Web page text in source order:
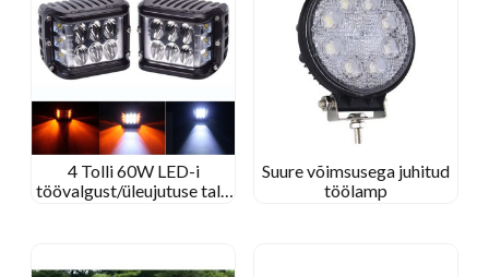
4 Tolli 60W LED-i
töövalgust/üleujutuse tala
Suure võimsusega juhitud
töölamp